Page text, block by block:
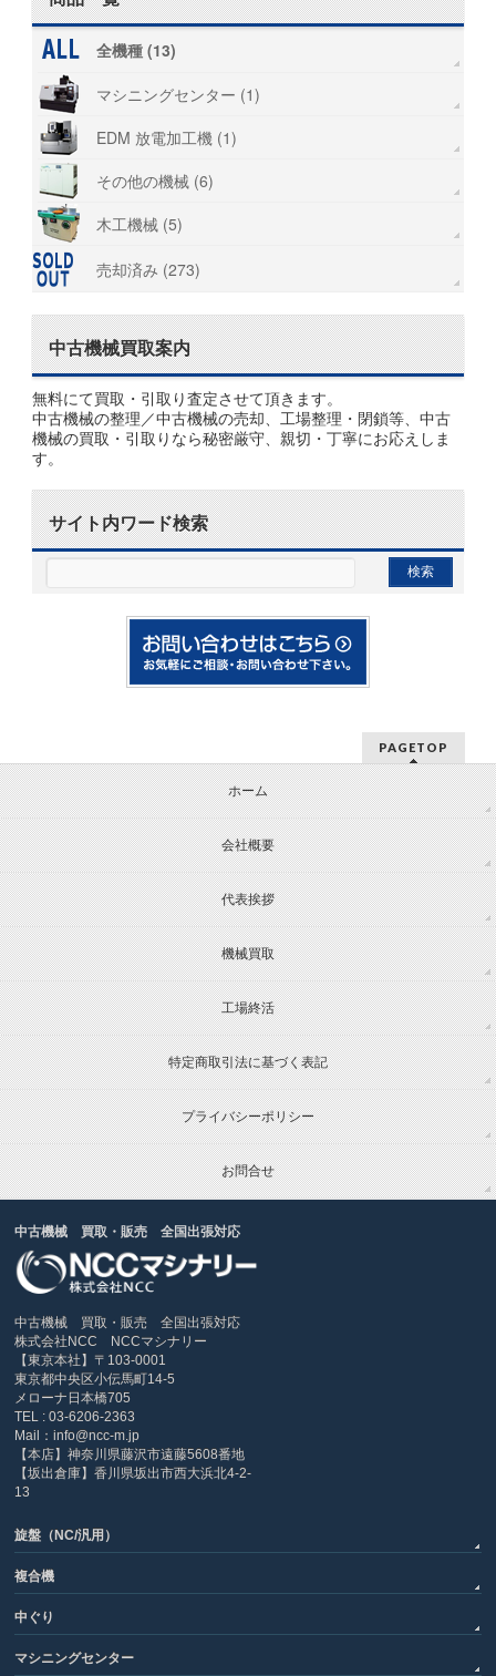
全機種 (13)
マシニングセンター (1)
EDM 放電加工機 (1)
その他の機械 (6)
木工機械 (5)
売却済み (273)
中古機械買取案内
無料にて買取・引取り査定させて頂きます。
中古機械の整理／中古機械の売却、工場整理・閉鎖等、中古
機械の買取・引取りなら秘密厳守、親切・丁寧にお応えしま
す。
サイト内ワード検索
PAGETOP
ホーム
会社概要
代表挨拶
機械買取
工場終活
特定商取引法に基づく表記
プライバシーポリシー
お問合せ
中古機械 買取・販売 全国出張対応
中古機械 買取・販売 全国出張対応
株式会社NCC NCCマシナリー
【東京本社】〒103-0001
東京都中央区小伝馬町14-5
メローナ日本橋705
TEL : 03-6206-2363
Mail：info@ncc-m.jp
【本店】神奈川県藤沢市遠藤5608番地
【坂出倉庫】香川県坂出市西大浜北4-2-
13
旋盤（NC/汎用）
複合機
中ぐり
マシニングセンター